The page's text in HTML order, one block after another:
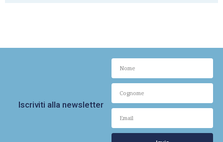
Iscriviti alla newsletter